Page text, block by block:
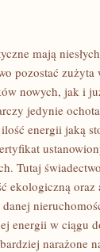
mają
pozostać
nowych, jak i
jedynie
energii jaką
Tutaj
ekologiczną
energii w ciągu
narażone